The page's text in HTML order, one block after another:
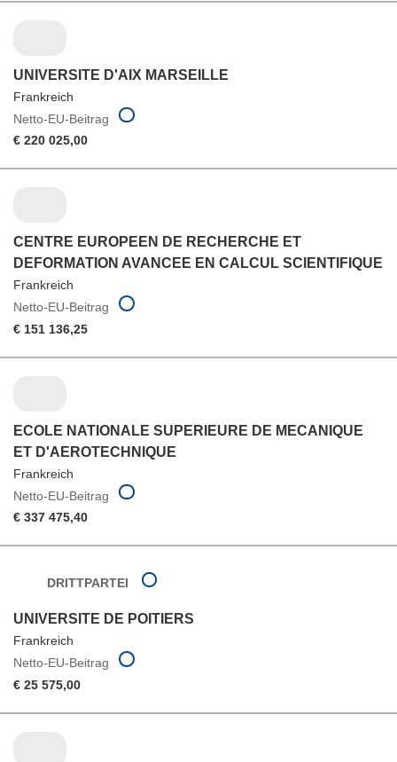
UNIVERSITE D'AIX MARSEILLE
Frankreich
Netto-EU-Beitrag
€ 220 025,00
CENTRE EUROPEEN DE RECHERCHE ET
DEFORMATION AVANCEE EN CALCUL SCIENTIFIQUE
Frankreich
Netto-EU-Beitrag
€ 151 136,25
ECOLE NATIONALE SUPERIEURE DE MECANIQUE
ET D'AEROTECHNIQUE
Frankreich
Netto-EU-Beitrag
€ 337 475,40
DRITTPARTEI
UNIVERSITE DE POITIERS
Frankreich
Netto-EU-Beitrag
€ 25 575,00